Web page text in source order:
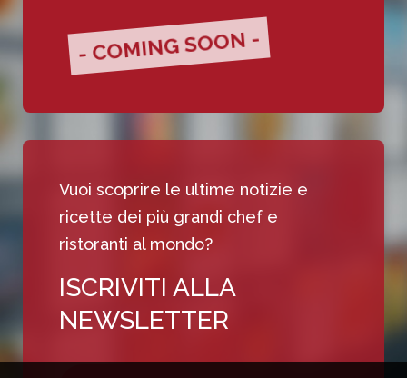
- COMING SOON -
Vuoi scoprire le ultime notizie e
ricette dei più grandi chef e
ristoranti al mondo?
ISCRIVITI ALLA
NEWSLETTER